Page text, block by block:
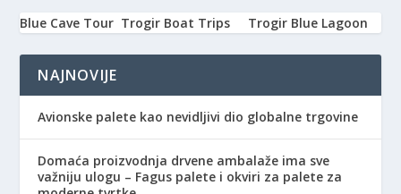
Blue Cave Tour Trogir Boat Trips Trogir Blue Lagoon
NAJNOVIJE
Avionske palete kao nevidljivi dio globalne trgovine
Domaća proizvodnja drvene ambalaže ima sve
važniju ulogu – Fagus palete i okviri za palete za